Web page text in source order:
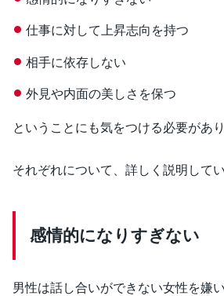
仕事に対して上昇志向を持つ
相手に依存しない
外見や内面の美しさを保つ
ということにも気をつける必要があり
それぞれについて、詳しく説明してい
感情的になりすぎない
男性は話し合いができない女性を嫌